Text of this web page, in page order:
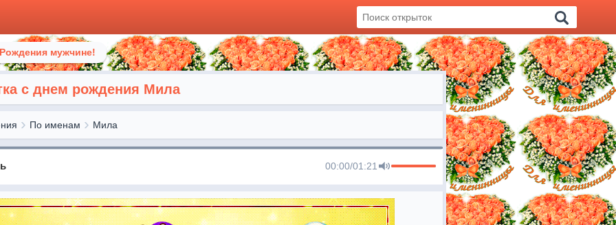
мужчине!
с днем рождения Мила
По именам Мила
00:00/01:21